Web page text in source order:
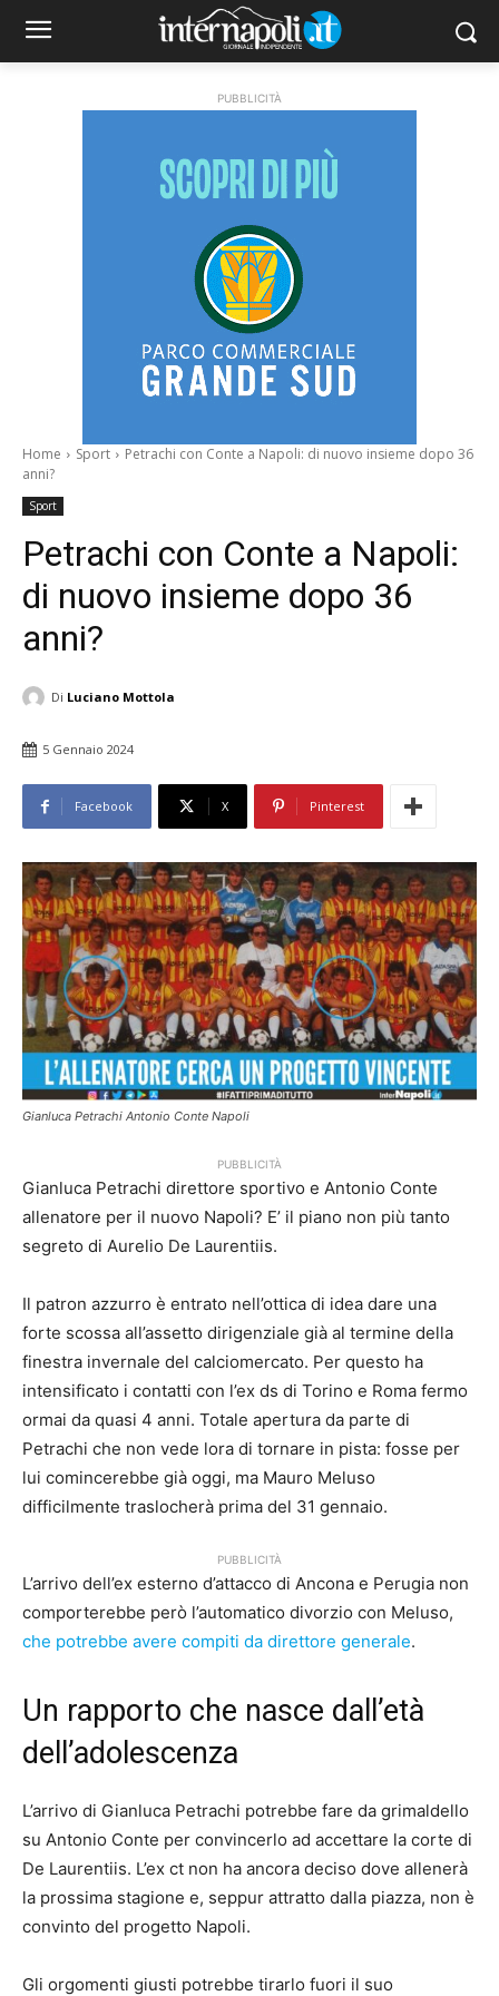
PUBBLICITÀ
Home Sport
Petrachi con Conte a Napoli: di nuovo insieme dopo 36
anni?
Sport
Petrachi con Conte a Napoli:
di nuovo insieme dopo 36
anni?
Di Luciano Mottola
5 Gennaio 2024
Facebook X Pinterest
Gianluca Petrachi Antonio Conte Napoli
PUBBLICITÀ
Gianluca Petrachi direttore sportivo e Antonio Conte
allenatore per il nuovo Napoli? E’ il piano non più tanto
segreto di Aurelio De Laurentiis.
Il patron azzurro è entrato nell’ottica di idea dare una
forte scossa all’assetto dirigenziale già al termine della
finestra invernale del calciomercato. Per questo ha
intensificato i contatti con l’ex ds di Torino e Roma fermo
ormai da quasi 4 anni. Totale apertura da parte di
Petrachi che non vede lora di tornare in pista: fosse per
lui comincerebbe già oggi, ma Mauro Meluso
difficilmente traslocherà prima del 31 gennaio.
PUBBLICITÀ
L’arrivo dell’ex esterno d’attacco di Ancona e Perugia non
comporterebbe però l’automatico divorzio con Meluso,
che potrebbe avere compiti da direttore generale.
Un rapporto che nasce dall’età
dell’adolescenza
L’arrivo di Gianluca Petrachi potrebbe fare da grimaldello
su Antonio Conte per convincerlo ad accettare la corte di
De Laurentiis. L’ex ct non ha ancora deciso dove allenerà
la prossima stagione e, seppur attratto dalla piazza, non è
convinto del progetto Napoli.
Gli orgomenti giusti potrebbe tirarlo fuori il suo